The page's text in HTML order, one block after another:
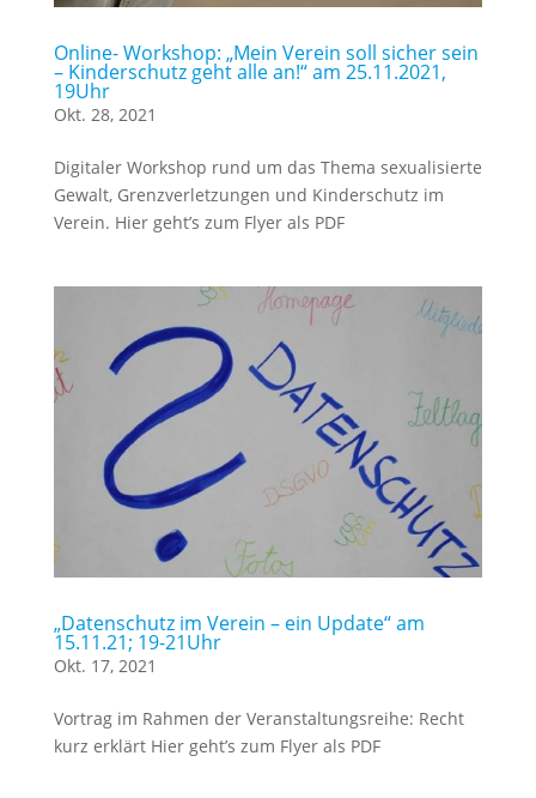
Online- Workshop: „Mein Verein soll sicher sein
– Kinderschutz geht alle an!“ am 25.11.2021,
19Uhr
Okt. 28, 2021
Digitaler Workshop rund um das Thema sexualisierte
Gewalt, Grenzverletzungen und Kinderschutz im
Verein. Hier geht’s zum Flyer als PDF
„Datenschutz im Verein – ein Update“ am
15.11.21; 19-21Uhr
Okt. 17, 2021
Vortrag im Rahmen der Veranstaltungsreihe: Recht
kurz erklärt Hier geht’s zum Flyer als PDF